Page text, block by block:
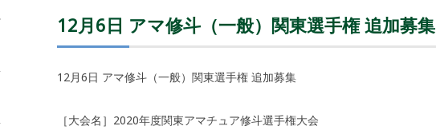
12月6日 アマ修斗（一般）関東選手権 追加募集
12月6日 アマ修斗（一般）関東選手権 追加募集
［大会名］2020年度関東アマチュア修斗選手権大会